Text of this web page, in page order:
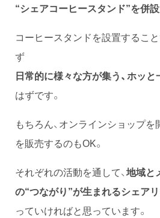
“シェアコーヒースタンド”を併設
コーヒースタンドを設置するこ
ず
日常的に様々な方が集う、ホッ
はずです。
もちろん、オンラインショップ
を販売するのもOK。
それぞれの活動を通して、 地域と
の“つながり”が生まれるシェア
っていければと思っています。